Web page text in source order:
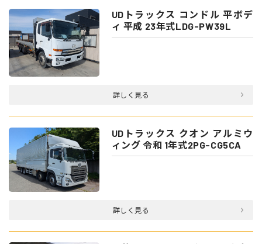
UDトラックス コンドル 平ボデ
ィ 平成 23年式LDG-PW39L
詳しく見る
UDトラックス クオン アルミウ
ィング 令和 1年式2PG-CG5CA
詳しく見る